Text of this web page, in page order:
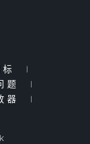
标
|
题
|
器
|